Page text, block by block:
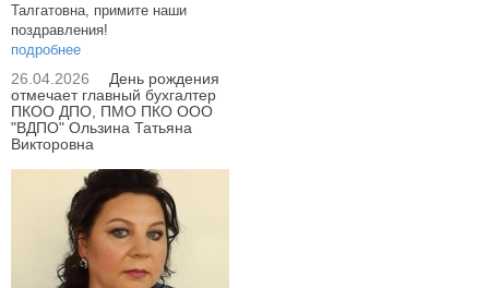
Талгатовна, примите наши
поздравления!
подробнее
26.04.2026
День рождения
отмечает главный бухгалтер
ПКОО ДПО, ПМО ПКО ООО
"ВДПО" Ользина Татьяна
Викторовна